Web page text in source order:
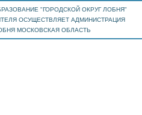
"ГОРОДСКОЙ ОКРУГ ЛОБНЯ"
ОСУЩЕСТВЛЯЕТ АДМИНИСТРАЦИЯ
МОСКОВСКАЯ ОБЛАСТЬ